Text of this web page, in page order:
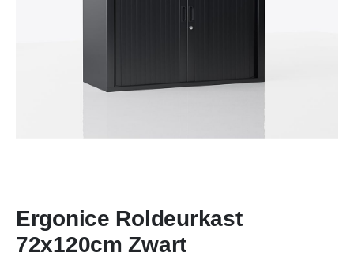
naar
het
begin
Ergonice Roldeurkast
72x120cm Zwart